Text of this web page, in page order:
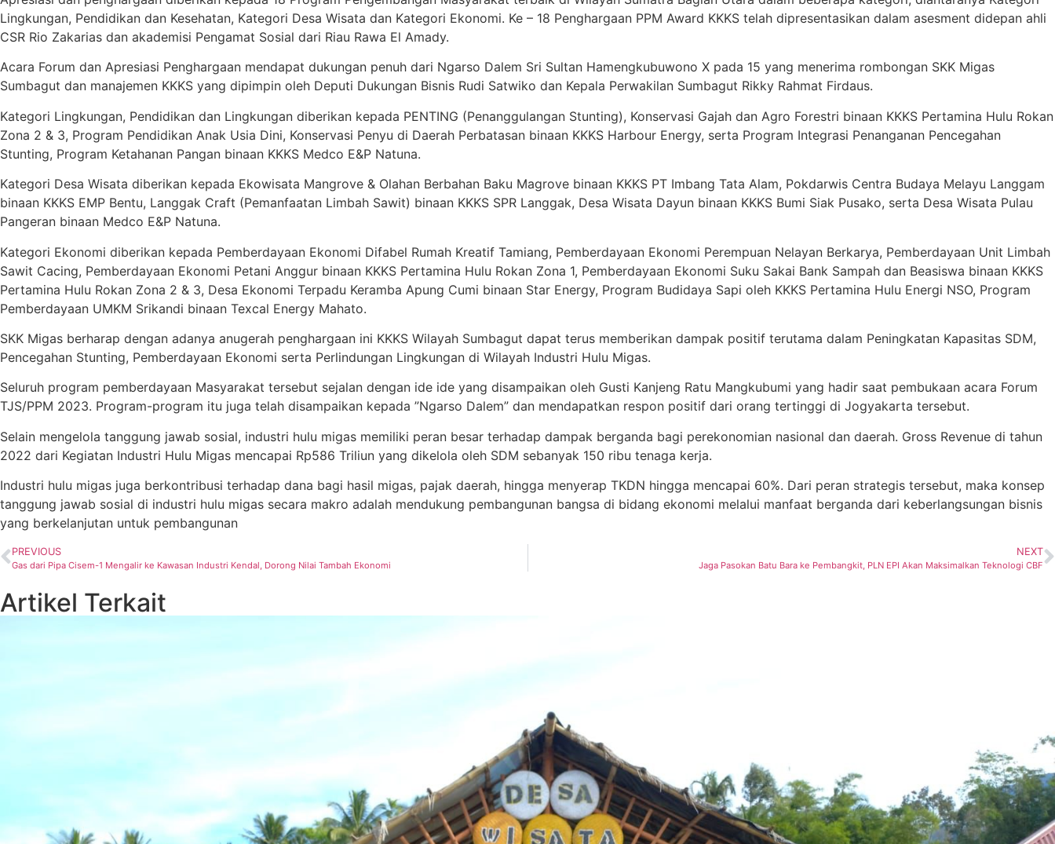
Lingkungan, Pendidikan dan Kesehatan, Kategori Desa Wisata dan Kategori Ekonomi. Ke – 18 Penghargaan PPM Award KKKS telah dipresentasikan dalam asesment didepan ahli
CSR Rio Zakarias dan akademisi Pengamat Sosial dari Riau Rawa El Amady.
Acara Forum dan Apresiasi Penghargaan mendapat dukungan penuh dari Ngarso Dalem Sri Sultan Hamengkubuwono X pada 15 yang menerima rombongan SKK Migas
Sumbagut dan manajemen KKKS yang dipimpin oleh Deputi Dukungan Bisnis Rudi Satwiko dan Kepala Perwakilan Sumbagut Rikky Rahmat Firdaus.
Kategori Lingkungan, Pendidikan dan Lingkungan diberikan kepada PENTING (Penanggulangan Stunting), Konservasi Gajah dan Agro Forestri binaan KKKS Pertamina Hulu Rokan
Zona 2 & 3, Program Pendidikan Anak Usia Dini, Konservasi Penyu di Daerah Perbatasan binaan KKKS Harbour Energy, serta Program Integrasi Penanganan Pencegahan
Stunting, Program Ketahanan Pangan binaan KKKS Medco E&P Natuna.
Kategori Desa Wisata diberikan kepada Ekowisata Mangrove & Olahan Berbahan Baku Magrove binaan KKKS PT Imbang Tata Alam, Pokdarwis Centra Budaya Melayu Langgam
binaan KKKS EMP Bentu, Langgak Craft (Pemanfaatan Limbah Sawit) binaan KKKS SPR Langgak, Desa Wisata Dayun binaan KKKS Bumi Siak Pusako, serta Desa Wisata Pulau
Pangeran binaan Medco E&P Natuna.
Kategori Ekonomi diberikan kepada Pemberdayaan Ekonomi Difabel Rumah Kreatif Tamiang, Pemberdayaan Ekonomi Perempuan Nelayan Berkarya, Pemberdayaan Unit Limbah
Sawit Cacing, Pemberdayaan Ekonomi Petani Anggur binaan KKKS Pertamina Hulu Rokan Zona 1, Pemberdayaan Ekonomi Suku Sakai Bank Sampah dan Beasiswa binaan KKKS
Pertamina Hulu Rokan Zona 2 & 3, Desa Ekonomi Terpadu Keramba Apung Cumi binaan Star Energy, Program Budidaya Sapi oleh KKKS Pertamina Hulu Energi NSO, Program
Pemberdayaan UMKM Srikandi binaan Texcal Energy Mahato.
SKK Migas berharap dengan adanya anugerah penghargaan ini KKKS Wilayah Sumbagut dapat terus memberikan dampak positif terutama dalam Peningkatan Kapasitas SDM,
Pencegahan Stunting, Pemberdayaan Ekonomi serta Perlindungan Lingkungan di Wilayah Industri Hulu Migas.
Seluruh program pemberdayaan Masyarakat tersebut sejalan dengan ide ide yang disampaikan oleh Gusti Kanjeng Ratu Mangkubumi yang hadir saat pembukaan acara Forum
TJS/PPM 2023. Program-program itu juga telah disampaikan kepada ”Ngarso Dalem” dan mendapatkan respon positif dari orang tertinggi di Jogyakarta tersebut.
Selain mengelola tanggung jawab sosial, industri hulu migas memiliki peran besar terhadap dampak berganda bagi perekonomian nasional dan daerah. Gross Revenue di tahun
2022 dari Kegiatan Industri Hulu Migas mencapai Rp586 Triliun yang dikelola oleh SDM sebanyak 150 ribu tenaga kerja.
Industri hulu migas juga berkontribusi terhadap dana bagi hasil migas, pajak daerah, hingga menyerap TKDN hingga mencapai 60%. Dari peran strategis tersebut, maka konsep
tanggung jawab sosial di industri hulu migas secara makro adalah mendukung pembangunan bangsa di bidang ekonomi melalui manfaat berganda dari keberlangsungan bisnis
yang berkelanjutan untuk pembangunan
PREVIOUS
Gas dari Pipa Cisem-1 Mengalir ke Kawasan Industri Kendal, Dorong Nilai Tambah Ekonomi
NEXT
Jaga Pasokan Batu Bara ke Pembangkit, PLN EPI Akan Maksimalkan Teknologi CBF
Artikel Terkait